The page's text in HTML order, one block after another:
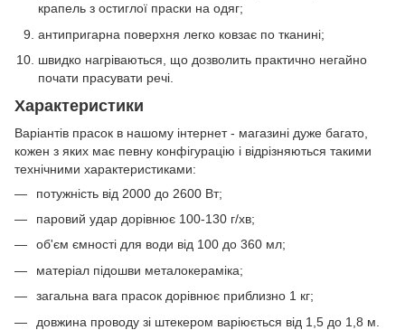
крапель з остиглої праски на одяг;
антипригарна поверхня легко ковзає по тканині;
швидко нагріваються, що дозволить практично негайно
почати прасувати речі.
Характеристики
Варіантів прасок в нашому інтернет - магазині дуже багато,
кожен з яких має певну конфігурацію і відрізняються такими
технічними характеристиками:
потужність від 2000 до 2600 Вт;
паровий удар дорівнює 100-130 г/хв;
об'єм ємності для води від 100 до 360 мл;
матеріал підошви металокераміка;
загальна вага прасок дорівнює приблизно 1 кг;
довжина проводу зі штекером варіюється від 1,5 до 1,8 м.